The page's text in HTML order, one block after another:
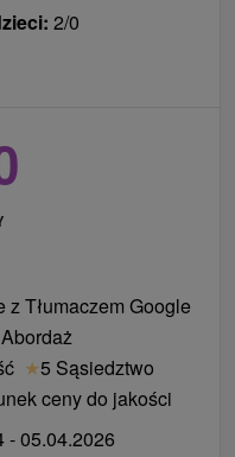
2/0
z Tłumaczem Google
★5 Sąsiedztwo
ceny do jakości
- 05.04.2026